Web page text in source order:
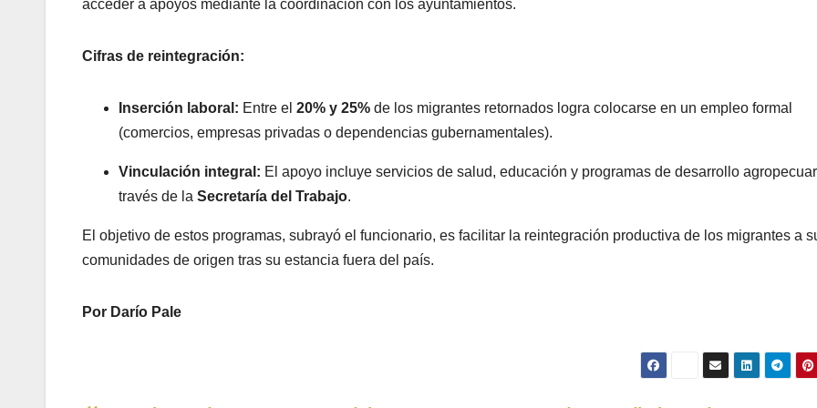
acceder a apoyos mediante la coordinación con los ayuntamientos.
Cifras de reintegración:
Inserción laboral: Entre el 20% y 25% de los migrantes retornados logra colocarse en un empleo formal
(comercios, empresas privadas o dependencias gubernamentales).
Vinculación integral: El apoyo incluye servicios de salud, educación y programas de desarrollo
través de la Secretaría del Trabajo.
El objetivo de estos programas, subrayó el funcionario, es facilitar la reintegración productiva de los migrantes a
comunidades de origen tras su estancia fuera del país.
Por Darío Pale